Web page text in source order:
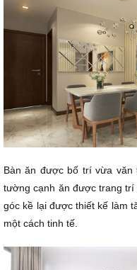
Bàn ăn được bố trí vừa văn
tường cạnh ăn được trang
góc kề lại được thiết kế làm
một cách tinh tế.